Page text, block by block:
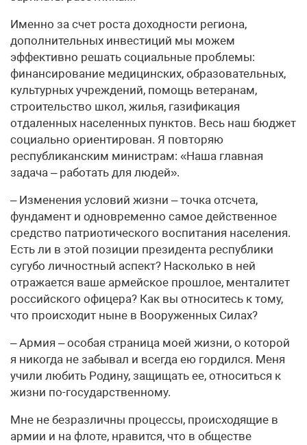
Именно за счет роста доходности региона,
дополнительных инвестиций мы можем
эффективно решать социальные проблемы:
финансирование медицинских, образовательных,
культурных учреждений, помощь ветеранам,
строительство школ, жилья, газификация
отдаленных населенных пунктов. Весь наш бюджет
социально ориентирован. Я повторяю
республиканским министрам: «Наша главная
задача – работать для людей».
– Изменения условий жизни – точка отсчета,
фундамент и одновременно самое действенное
средство патриотического воспитания населения.
Есть ли в этой позиции президента республики
сугубо личностный аспект? Насколько в ней
отражается ваше армейское прошлое, менталитет
российского офицера? Как вы относитесь к тому,
что происходит ныне в Вооруженных Силах?
– Армия – особая страница моей жизни, о которой
я никогда не забывал и всегда ею гордился. Меня
учили любить Родину, защищать ее, относиться к
жизни по-государственному.
Мне не безразличны процессы, происходящие в
армии и на флоте, нравится, что в обществе